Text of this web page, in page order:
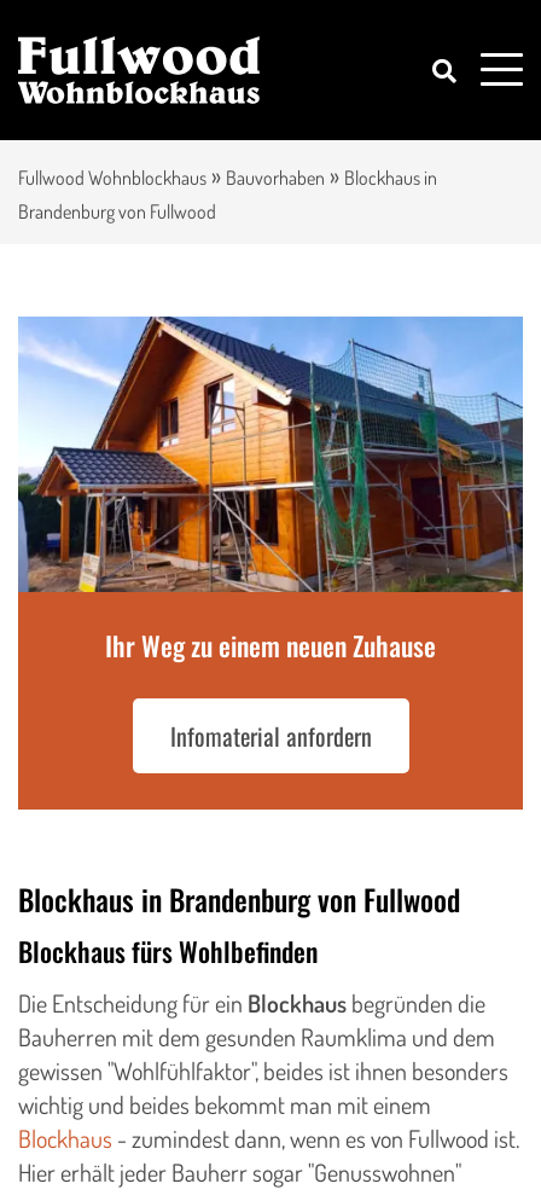
Fullwood Wohnblockhaus » Bauvorhaben » Blockhaus in
Brandenburg von Fullwood
Ihr Weg zu einem neuen Zuhause
Infomaterial anfordern
Blockhaus in Brandenburg von Fullwood
Blockhaus fürs Wohlbefinden
Die Entscheidung für ein Blockhausbegründen die
Bauherren mit dem gesunden Raumklima und dem
gewissen "Wohlfühlfaktor", beides ist ihnen besonders
wichtig und beides bekommt man mit einem
Blockhaus - zumindest dann, wenn es von Fullwood ist.
Hier erhält jeder Bauherr sogar "Genusswohnen"